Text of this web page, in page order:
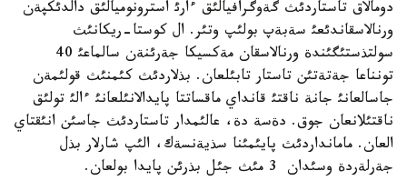
دومالاق تاستاردئث گةوگرافيالئق ءارئ استرونوميالئق دالدئكپةن
ورنالاسقاندئعئ سةبةپ بولئپ وتئر. ال كوستا-ريكانئث
سولتذستئگئندة ورنالاسقان مةكسيكا جةرئنةن سالماعئ 40
تونناعا جةتةتئن تاستار تابئلعان. بذلاردئث كئمنئث قولئمةن
جاسالعانئ جانة ناقتئ قانداي ماقساتتا پايدالانئلعانئ ءالئ تولئق
ناقتئلانعان جوق. دةسة دة، عالئمدار تاستاردئث جاسئن انئقتاي
العان. مامانداردئث پايئمئنا سذيةنسةك، الئپ شارلار بذل
جةرلةردة وسئدان 3 مئث جئل بذرئن پايدا بولعان.